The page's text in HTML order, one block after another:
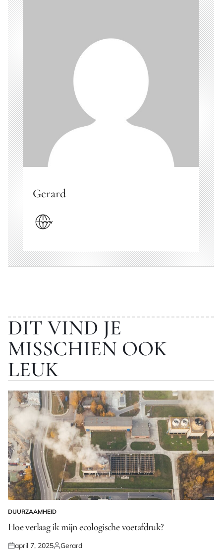
Gerard
DIT VIND JE
MISSCHIEN OOK
LEUK
GEPLAATST
IN
DUURZAAMHEID
Hoe verlaag ik mijn ecologische voetafdruk?
Geplaatst
april 7, 2025Geplaatst
Gerard